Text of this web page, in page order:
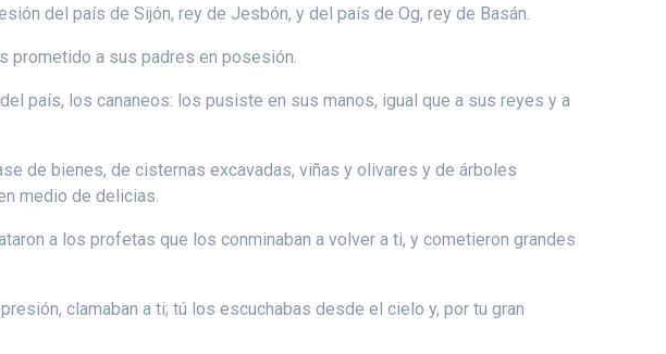
del país de Sijón, rey de Jesbón, y del país de Og, rey de Basán.
prometido a sus padres en posesión.
país, los cananeos: los pusiste en sus manos, igual que a sus reyes y a
de bienes, de cisternas excavadas, viñas y olivares y de árboles
medio de delicias.
a los profetas que los conminaban a volver a ti, y cometieron grandes
clamaban a ti; tú los escuchabas desde el cielo y, por tu gran